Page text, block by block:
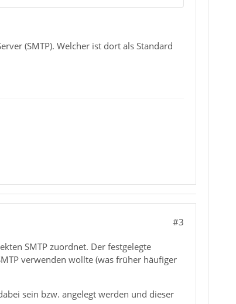
(SMTP). Welcher ist dort als Standard
#3
SMTP zuordnet. Der festgelegte
verwenden wollte (was früher häufiger
sein bzw. angelegt werden und dieser